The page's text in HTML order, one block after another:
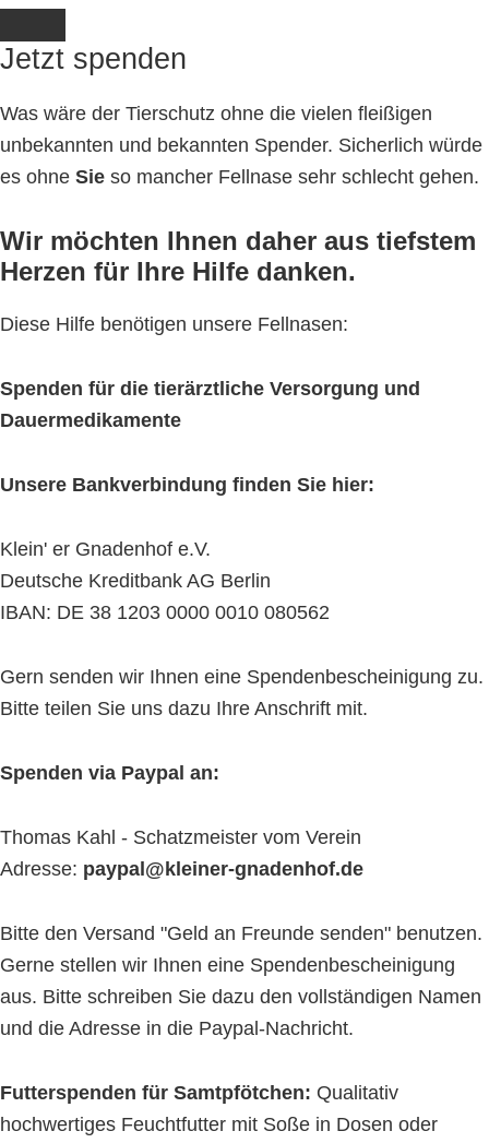
Jetzt spenden
Was wäre der Tierschutz ohne die vielen fleißigen
unbekannten und bekannten Spender. Sicherlich würde
es ohne Sie so mancher Fellnase sehr schlecht gehen.
Wir möchten Ihnen daher aus tiefstem
Herzen für Ihre Hilfe danken.
Diese Hilfe benötigen unsere Fellnasen:
Spenden für die tierärztliche Versorgung und
Dauermedikamente
Unsere Bankverbindung finden Sie hier:
Klein' er Gnadenhof e.V.
Deutsche Kreditbank AG Berlin
IBAN: DE 38 1203 0000 0010 080562
Gern senden wir Ihnen eine Spendenbescheinigung zu.
Bitte teilen Sie uns dazu Ihre Anschrift mit.
Spenden via Paypal an:
Thomas Kahl - Schatzmeister vom Verein
Adresse: paypal@kleiner-gnadenhof.de
Bitte den Versand "Geld an Freunde senden" benutzen.
Gerne stellen wir Ihnen eine Spendenbescheinigung
aus. Bitte schreiben Sie dazu den vollständigen Namen
und die Adresse in die Paypal-Nachricht.
Futterspenden für Samtpfötchen: Qualitativ
hochwertiges Feuchtfutter mit Soße in Dosen oder